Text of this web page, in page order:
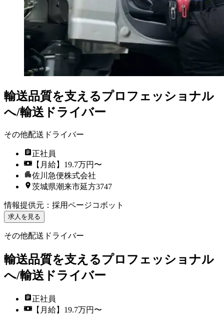
輸送品質を支えるプロフェッショナル
へ/輸送ドライバー
その他配送ドライバー
正社員
【月給】19.7万円〜
佐川急便株式会社
茨城県潮来市延方3747
情報提供元 ： 採用ページコボット
求人を見る
その他配送ドライバー
輸送品質を支えるプロフェッショナル
へ/輸送ドライバー
正社員
【月給】19.7万円〜